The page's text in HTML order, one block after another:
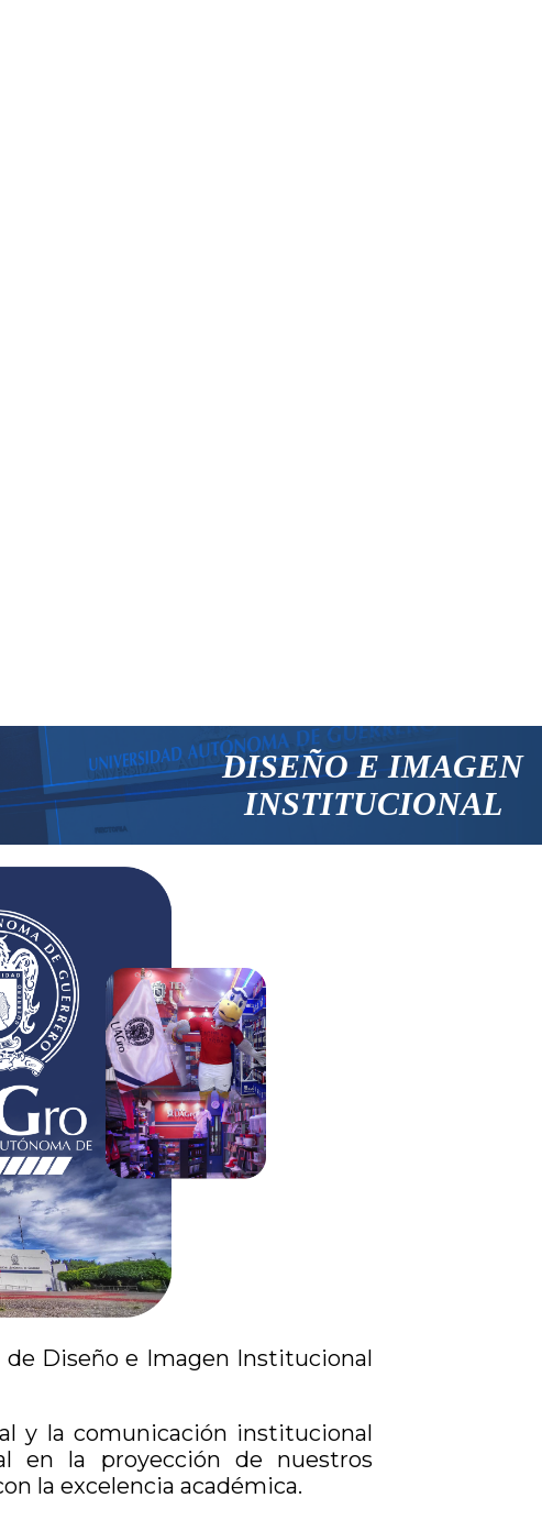
DISEÑO E IMAGEN
INSTITUCIONAL
de Diseño e Imagen Institucional
y la comunicación institucional
en la proyección de nuestros
la excelencia académica.